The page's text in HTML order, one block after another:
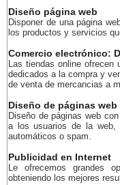
Diseño página web
Disponer de una página
los productos y servicios
Comercio electrónico:
Las tiendas online ofrecen
dedicados a la compra y
de venta de mercancias a
Diseño de páginas
Diseño de páginas web
a los usuarios de la web,
automáticos o spam.
Publicidad en Internet
Le ofrecemos grandes
obteniendo los mejores